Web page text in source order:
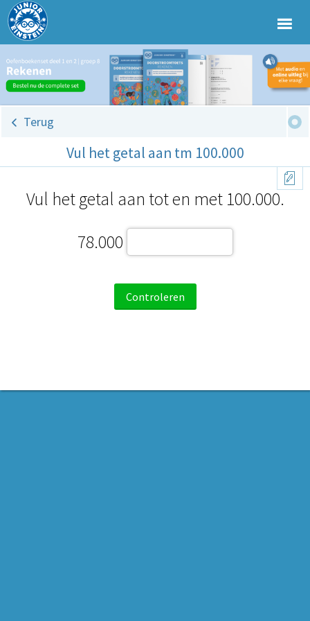
Terug
Vul het getal aan tm 100.000
Vul het getal aan tot en met 100.000.
78.000